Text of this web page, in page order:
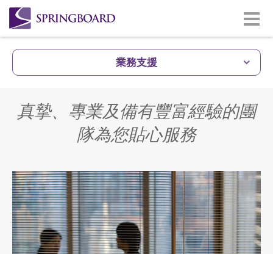
業務支援
真摯、專業及備有豐富經驗的團
隊為您貼心服務